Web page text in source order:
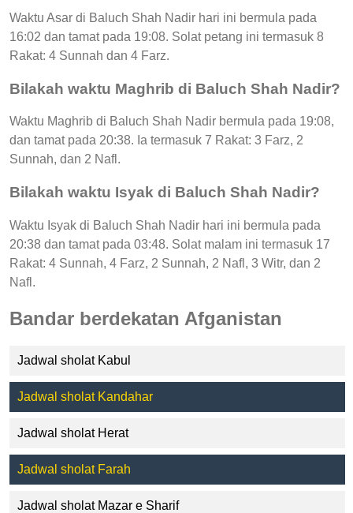
Waktu Asar di Baluch Shah Nadir hari ini bermula pada
16:02 dan tamat pada 19:08. Solat petang ini termasuk 8
Rakat: 4 Sunnah dan 4 Farz.
Bilakah waktu Maghrib di Baluch Shah Nadir?
Waktu Maghrib di Baluch Shah Nadir bermula pada 19:08,
dan tamat pada 20:38. Ia termasuk 7 Rakat: 3 Farz, 2
Sunnah, dan 2 Nafl.
Bilakah waktu Isyak di Baluch Shah Nadir?
Waktu Isyak di Baluch Shah Nadir hari ini bermula pada
20:38 dan tamat pada 03:48. Solat malam ini termasuk 17
Rakat: 4 Sunnah, 4 Farz, 2 Sunnah, 2 Nafl, 3 Witr, dan 2
Nafl.
Bandar berdekatan Afganistan
Jadwal sholat Kabul
Jadwal sholat Kandahar
Jadwal sholat Herat
Jadwal sholat Farah
Jadwal sholat Mazar e Sharif